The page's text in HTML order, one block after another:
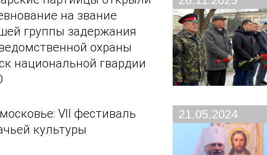
на звание
группы задержания
охраны
национальной гвардии
VII фестиваль
культуры
21.05.2024